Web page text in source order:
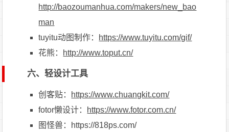
http://baozoumanhua.com/makers/new_bao
man
tuyitu动图制作： https://www.tuyitu.com/gif/
花熊： http://www.toput.cn/
六、轻设计工具
创客贴： https://www.chuangkit.com/
fotor懒设计： https://www.fotor.com.cn/
图怪兽：https://818ps.com/